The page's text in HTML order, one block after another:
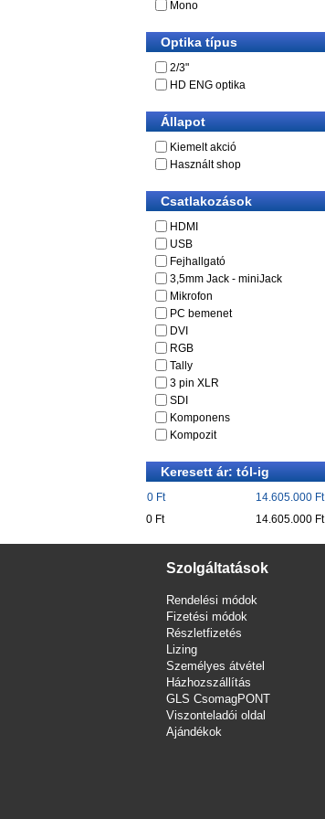
Mono
Optika típus
2/3"
HD ENG optika
Állapot
Kiemelt akció
Használt shop
Csatlakozások
HDMI
USB
Fejhallgató
3,5mm Jack - miniJack
Mikrofon
PC bemenet
DVI
RGB
Tally
3 pin XLR
SDI
Komponens
Kompozit
Keresett ár: tól-ig
0 Ft
14.605.000 Ft
0 Ft
14.605.000 Ft
Szolgáltatások
Rendelési módok
Fizetési módok
Részletfizetés
Lizing
Személyes átvétel
Házhozszállítás
GLS CsomagPONT
Viszonteladói oldal
Ajándékok